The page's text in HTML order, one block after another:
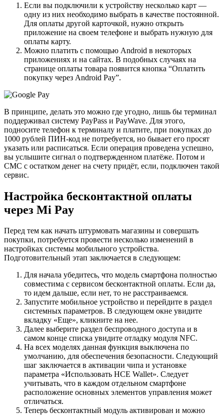
Если вы подключили к устройству несколько карт —
одну из них необходимо выбрать в качестве постоянной.
Для оплаты другой карточкой, нужно открыть
приложение на своем телефоне и выбрать нужную для
оплаты карту.
Можно платить с помощью Android в некоторых
приложениях и на сайтах. В подобных случаях на
странице оплаты товара появится кнопка “Оплатить
покупку через Android Pay”.
В принципе, делать это можно где угодно, лишь бы терминал
поддерживал систему PayPass и PayWave. Для этого,
подносите телефон к терминалу и платите, при покупках до
1000 рублей ПИН-код не потребуется, но бывает его просят
указать или расписаться. Если операция проведена успешно,
вы услышите сигнал о подтвержденном платёже. Потом и
СМС с остатком денег на счету придёт, если, подключен такой
сервис.
Настройка бесконтактной оплаты
через Mi Pay
Перед тем как начать штурмовать магазины и совершать
покупки, потребуется провести несколько изменений в
настройках системы мобильного устройства.
Подготовительный этап заключается в следующем:
Для начала убедитесь, что модель смартфона полностью
совместима с сервисом бесконтактной оплаты. Если да,
то идем дальше, если нет, то не расстраиваемся.
Запустите мобильное устройство и перейдите в раздел
системных параметров. В следующем окне увидите
вкладку «Еще», кликните на нее.
Далее выберите раздел беспроводного доступа и в
самом конце списка увидите отладку модуля NFC.
На всех моделях данная функция выключена по
умолчанию, для обеспечения безопасности. Следующий
шаг заключается в активации чипа и установке
параметра «Использовать HCE Wallet». Следует
учитывать, что в каждом отдельном смартфоне
расположение основных элементов управления может
отличаться.
Теперь бесконтактный модуль активирован и можно